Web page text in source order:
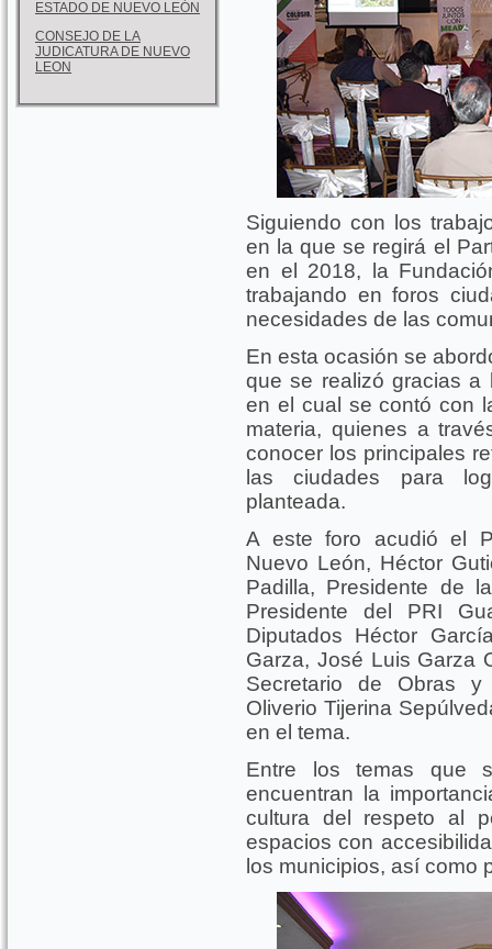
ESTADO DE NUEVO LEÓN
CONSEJO DE LA
JUDICATURA DE NUEVO
LEON
Siguiendo con los
en la que se regirá el
en el 2018, la
trabajando en foros
necesidades de las
En esta ocasión se
que se realizó gracias a
en el cual se contó con
materia, quienes a
conocer los principales
las ciudades para
planteada.
A este foro acudió el
Nuevo León, Héctor
Padilla, Presidente de
Presidente del PRI
Diputados Héctor
Garza, José Luis Garza
Secretario de Obras y
Oliverio Tijerina
en el tema.
Entre los temas que
encuentran la
cultura del respeto al
espacios con
los municipios, así como